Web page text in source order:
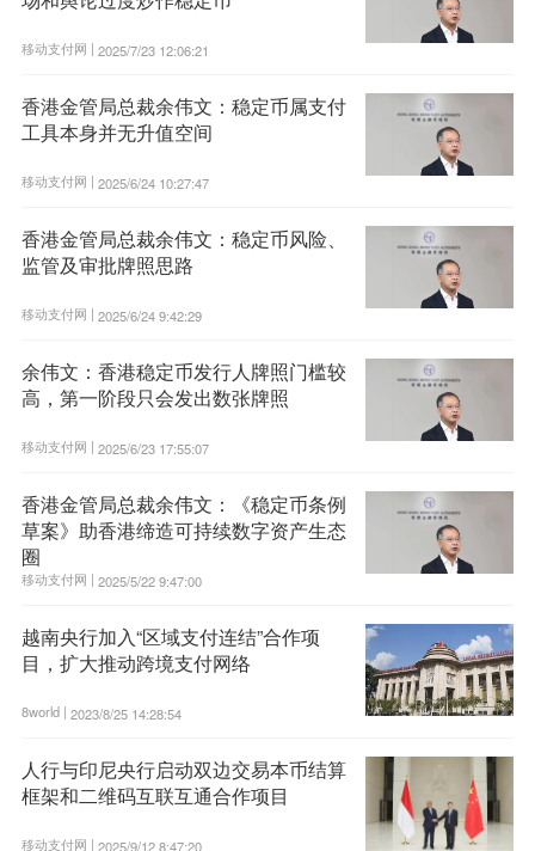
移动支付网 | 2025/7/23 12:06:21
香港金管局总裁余伟文：稳定币属支付
工具本身并无升值空间
移动支付网 | 2025/6/24 10:27:47
香港金管局总裁余伟文：稳定币风险、
监管及审批牌照思路
移动支付网 | 2025/6/24 9:42:29
余伟文：香港稳定币发行人牌照门槛较
高，第一阶段只会发出数张牌照
移动支付网 | 2025/6/23 17:55:07
香港金管局总裁余伟文：《稳定币条例
草案》助香港缔造可持续数字资产生态
圈
移动支付网 | 2025/5/22 9:47:00
越南央行加入“区域支付连结”合作项
目，扩大推动跨境支付网络
8world | 2023/8/25 14:28:54
人行与印尼央行启动双边交易本币结算
框架和二维码互联互通合作项目
移动支付网 | 2025/9/12 8:47:20